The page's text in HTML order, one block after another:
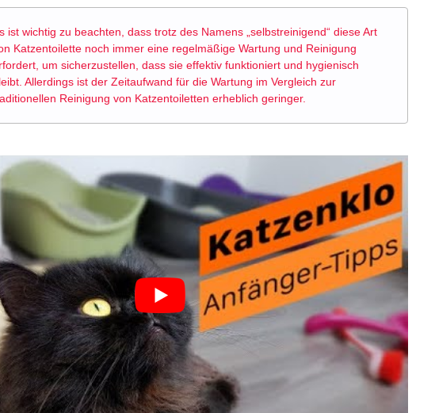
ist wichtig zu beachten, dass trotz des Namens „selbstreinigend“ diese Art
Katzentoilette noch immer eine regelmäßige Wartung und Reinigung
um sicherzustellen, dass sie effektiv funktioniert und hygienisch
Allerdings ist der Zeitaufwand für die Wartung im Vergleich zur
Reinigung von Katzentoiletten erheblich geringer.